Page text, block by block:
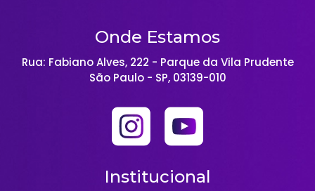
Onde Estamos
Rua: Fabiano Alves, 222 - Parque da Vila Prudente
São Paulo - SP, 03139-010
Institucional